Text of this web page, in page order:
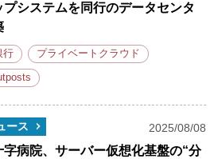
プシステムを同行のデータセンタ
行 プライベートクラウド
ース 2025/08/08
字病院、サーバー仮想化基盤の“分